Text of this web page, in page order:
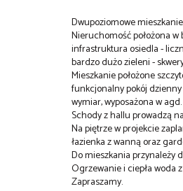
Dwupoziomowe
Nieruchomość położona
infrastruktura osiedla -
bardzo dużo zieleni -
Mieszkanie położone
funkcjonalny pokój
wymiar, wyposażona w agd.
Schody z hallu prowadzą
Na piętrze w projekcie
łazienka z wanną oraz
Do mieszkania przynależy
Ogrzewanie i ciepła woda
Zapraszamy.